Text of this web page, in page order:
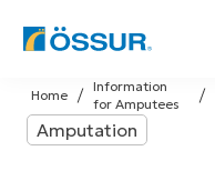
Skip
to
content
Information
for Amputees
Home
Amputation